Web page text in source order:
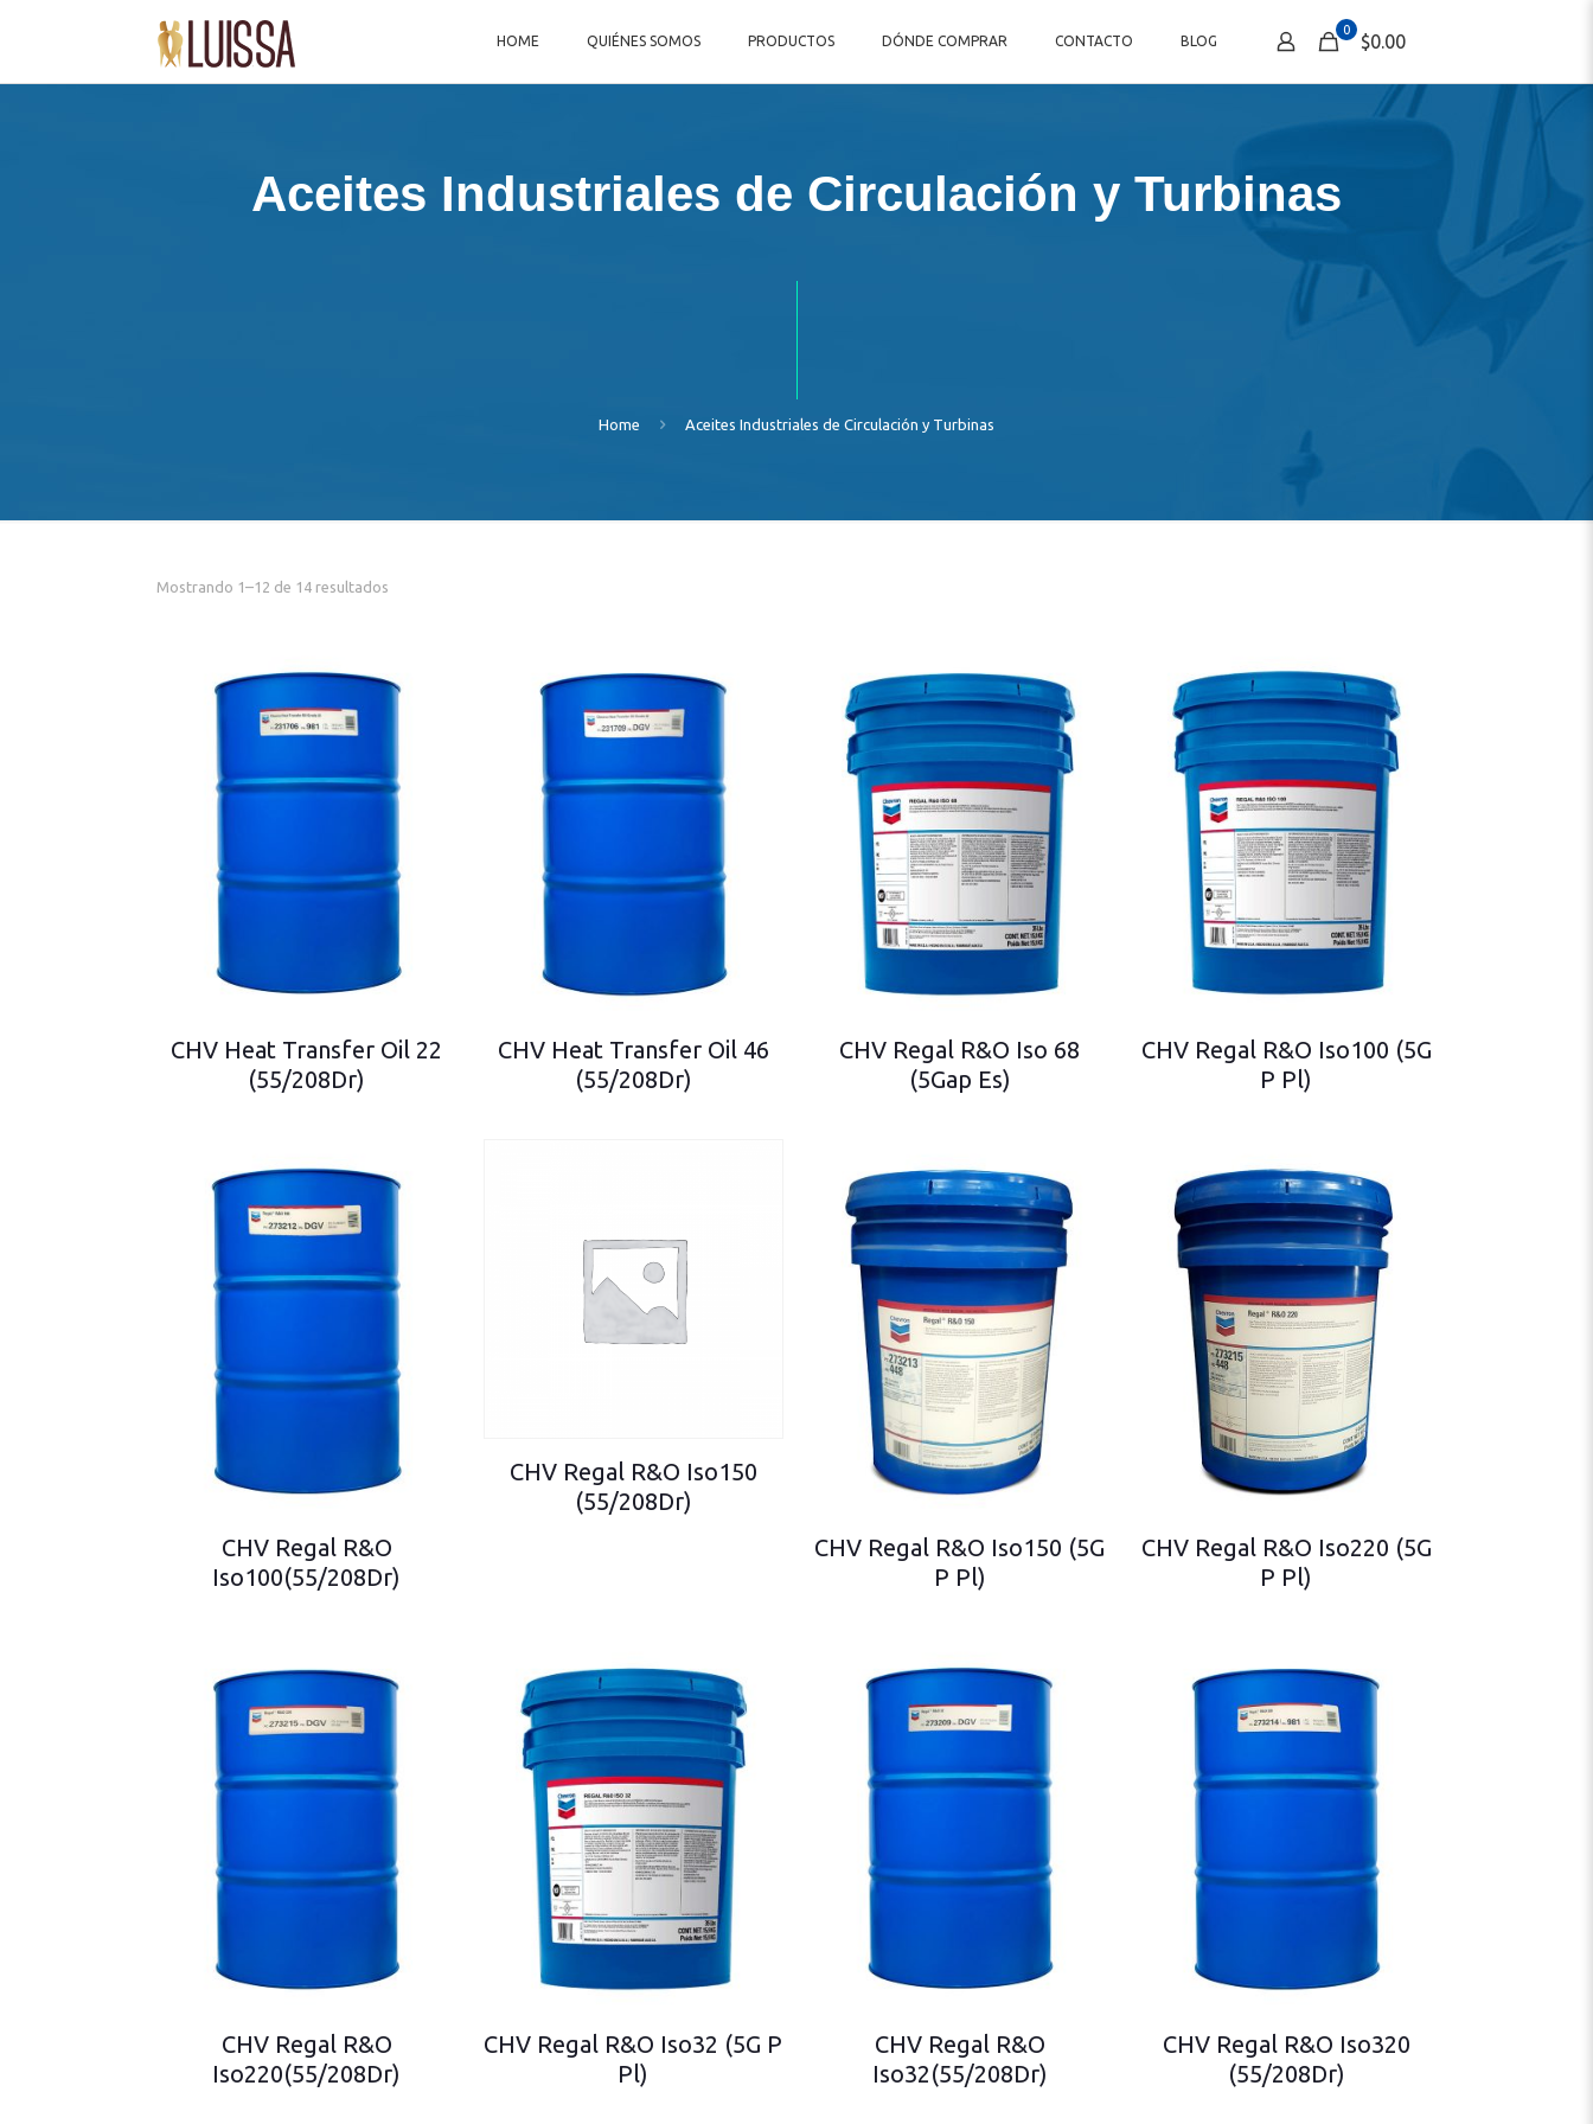
HOME QUIÉNES SOMOS PRODUCTOS DÓNDE COMPRAR CONTACTO BLOG
0
$0.00
Aceites Industriales de Circulación y Turbinas
Home Aceites Industriales de Circulación y Turbinas
Mostrando 1–12 de 14 resultados
CHV Heat Transfer Oil 22
(55/208Dr)
CHV Heat Transfer Oil 46
(55/208Dr)
CHV Regal R&O Iso 68
(5Gap Es)
CHV Regal R&O Iso100 (5G
P Pl)
CHV Regal R&O
Iso100(55/208Dr)
CHV Regal R&O Iso150
(55/208Dr)
CHV Regal R&O Iso150 (5G
P Pl)
CHV Regal R&O Iso220 (5G
P Pl)
CHV Regal R&O
Iso220(55/208Dr)
CHV Regal R&O Iso32 (5G P
Pl)
CHV Regal R&O
Iso32(55/208Dr)
CHV Regal R&O Iso320
(55/208Dr)